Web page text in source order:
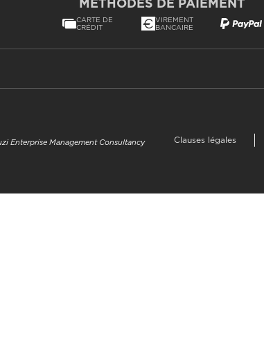
MÉTHODES DE PAIEMENT
CARTE DE
CRÉDIT
VIREMENT
BANCAIRE
Enterprise Management Consultancy
Clauses légales